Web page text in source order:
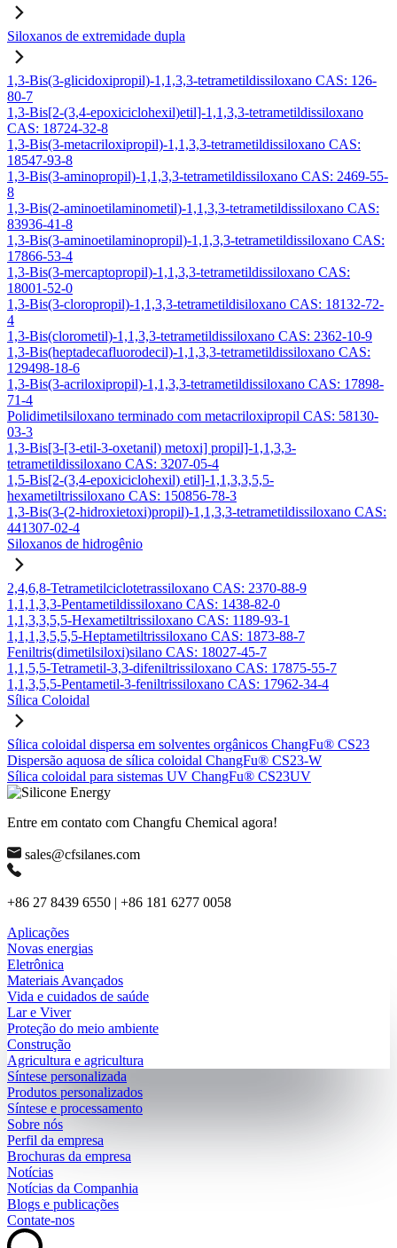
Siloxanos de extremidade dupla
1,3-Bis(3-glicidoxipropil)-1,1,3,3-tetrametildissiloxano CAS: 126-
80-7
1,3-Bis[2-(3,4-epoxiciclohexil)etil]-1,1,3,3-tetrametildissiloxano
CAS: 18724-32-8
1,3-Bis(3-metacriloxipropil)-1,1,3,3-tetrametildissiloxano CAS:
18547-93-8
1,3-Bis(3-aminopropil)-1,1,3,3-tetrametildissiloxano CAS: 2469-55-
8
1,3-Bis(2-aminoetilaminometil)-1,1,3,3-tetrametildissiloxano CAS:
83936-41-8
1,3-Bis(3-aminoetilaminopropil)-1,1,3,3-tetrametildissiloxano CAS:
17866-53-4
1,3-Bis(3-mercaptopropil)-1,1,3,3-tetrametildissiloxano CAS:
18001-52-0
1,3-Bis(3-cloropropil)-1,1,3,3-tetrametildisiloxano CAS: 18132-72-
4
1,3-Bis(clorometil)-1,1,3,3-tetrametildissiloxano CAS: 2362-10-9
1,3-Bis(heptadecafluorodecil)-1,1,3,3-tetrametildissiloxano CAS:
129498-18-6
1,3-Bis(3-acriloxipropil)-1,1,3,3-tetrametildissiloxano CAS: 17898-
71-4
Polidimetilsiloxano terminado com metacriloxipropil CAS: 58130-
03-3
1,3-Bis[3-[3-etil-3-oxetanil) metoxi] propil]-1,1,3,3-
tetrametildissiloxano CAS: 3207-05-4
1,5-Bis[2-(3,4-epoxiciclohexil) etil]-1,1,3,3,5,5-
hexametiltrissiloxano CAS: 150856-78-3
1,3-Bis(3-(2-hidroxietoxi)propil)-1,1,3,3-tetrametildissiloxano CAS:
441307-02-4
Siloxanos de hidrogênio
2,4,6,8-Tetrametilciclotetrassiloxano CAS: 2370-88-9
1,1,1,3,3-Pentametildissiloxano CAS: 1438-82-0
1,1,3,3,5,5-Hexametiltrissiloxano CAS: 1189-93-1
1,1,1,3,5,5,5-Heptametiltrissiloxano CAS: 1873-88-7
Feniltris(dimetilsiloxi)silano CAS: 18027-45-7
1,1,5,5-Tetrametil-3,3-difeniltrissiloxano CAS: 17875-55-7
1,1,3,5,5-Pentametil-3-feniltrissiloxano CAS: 17962-34-4
Sílica Coloidal
Sílica coloidal dispersa em solventes orgânicos ChangFu® CS23
Dispersão aquosa de sílica coloidal ChangFu® CS23-W
Sílica coloidal para sistemas UV ChangFu® CS23UV
Entre em contato com Changfu Chemical agora!
sales@cfsilanes.com
+86 27 8439 6550 | +86 181 6277 0058
Aplicações
Novas energias
Eletrônica
Materiais Avançados
Vida e cuidados de saúde
Lar e Viver
Proteção do meio ambiente
Construção
Agricultura e agricultura
Síntese personalizada
Produtos personalizados
Síntese e processamento
Sobre nós
Perfil da empresa
Brochuras da empresa
Notícias
Notícias da Companhia
Blogs e publicações
Contate-nos